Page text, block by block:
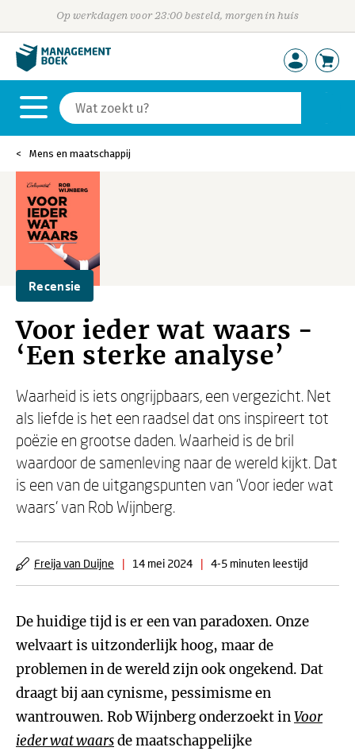
Op werkdagen voor 23:00 besteld, morgen in huis
Mens en maatschappij
Recensie
Voor ieder wat waars -
‘Een sterke analyse’
Waarheid is iets ongrijpbaars, een vergezicht. Net
als liefde is het een raadsel dat ons inspireert tot
poëzie en grootse daden. Waarheid is de bril
waardoor de samenleving naar de wereld kijkt. Dat
is een van de uitgangspunten van ‘Voor ieder wat
waars’ van Rob Wijnberg.
Freija van Duijne | 14 mei 2024 | 4-5 minuten leestijd
De huidige tijd is er een van paradoxen. Onze
welvaart is uitzonderlijk hoog, maar de
problemen in de wereld zijn ook ongekend. Dat
draagt bij aan cynisme, pessimisme en
wantrouwen. Rob Wijnberg onderzoekt inVoor
ieder wat waarsde maatschappelijke